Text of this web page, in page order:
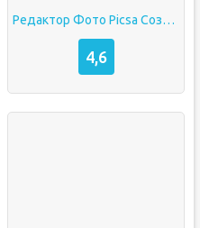
Редактор Фото Picsa Создание Фотоколлажей без рекламы
4,6